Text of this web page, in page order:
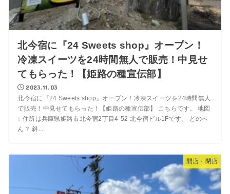
北今宿に『24 Sweets shop』オープン！
冷凍スイーツを24時間無人で販売！中見せ
てもらった！【姫路の種宣伝部】
2023.11.03
北今宿に『24 Sweets shop』オープン！冷凍スイーツを24時間無人
で販売！中見せてもらった！【姫路の種宣伝部】 こちらです。 地図
↓ 住所は兵庫県姫路市北今宿2丁目4-52 北今宿ビル1Fです。 どのへ
ん？ 斜...
開店・閉店